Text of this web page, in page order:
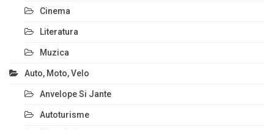
Cinema
Literatura
Muzica
Auto, Moto, Velo
Anvelope Si Jante
Autoturisme